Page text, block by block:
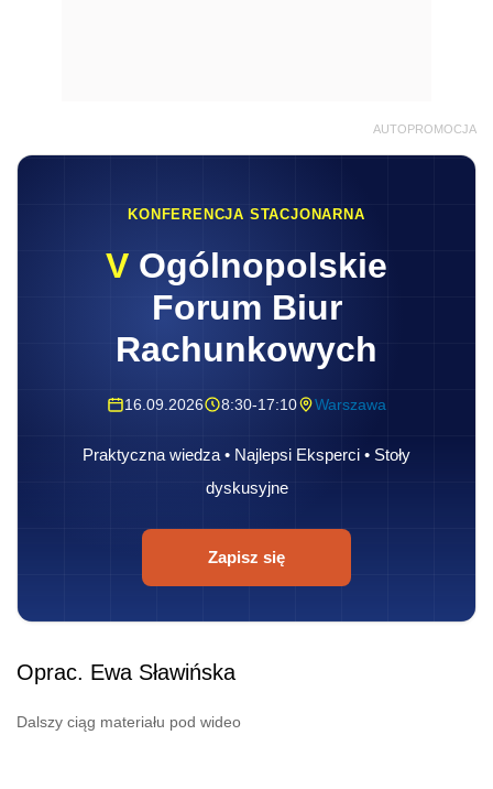
AUTOPROMOCJA
KONFERENCJA STACJONARNA
V Ogólnopolskie
Forum Biur
Rachunkowych
16.09.2026 8:30-17:10 Warszawa
Praktyczna wiedza • Najlepsi Eksperci • Stoły
dyskusyjne
Zapisz się
Oprac. Ewa Sławińska
Dalszy ciąg materiału pod wideo